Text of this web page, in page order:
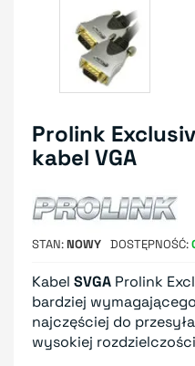
Prolink
kabel VGA
STAN NOWY DOSTĘPNOŚĆ
Kabel SVGA Prolink
bardziej
najczęściej do
wysokiej